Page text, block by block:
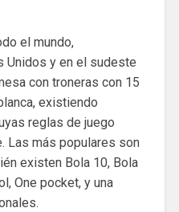
el mundo,
Unidos y en el sudeste
con troneras con 15
existiendo
reglas de juego
Las más populares son
existen Bola 10, Bola
One pocket, y una